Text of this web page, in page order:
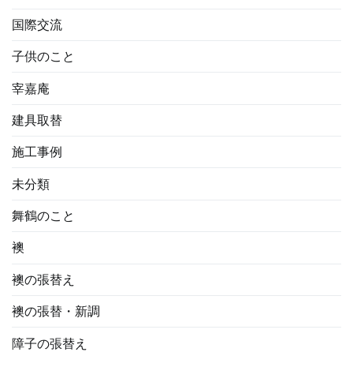
国際交流
子供のこと
宰嘉庵
建具取替
施工事例
未分類
舞鶴のこと
襖
襖の張替え
襖の張替・新調
障子の張替え